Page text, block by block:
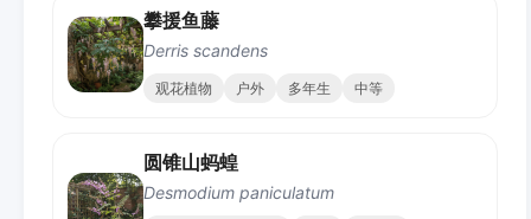
攀援鱼藤
Derris scandens
观花植物 户外 多年生 中等
圆锥山蚂蝗
Desmodium paniculatum